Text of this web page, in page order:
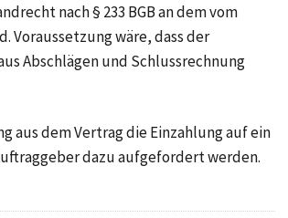
nach § 233 BGB an dem vom
Voraussetzung wäre, dass der
Abschlägen und Schlussrechnung
aus dem Vertrag die Einzahlung auf ein
dazu aufgefordert werden.